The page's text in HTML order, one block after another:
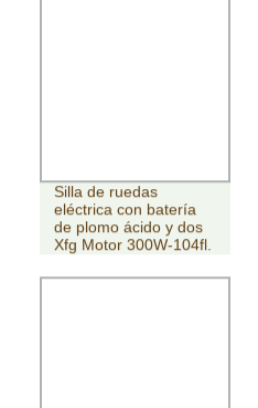
Silla de ruedas
eléctrica con batería
de plomo ácido y dos
Xfg Motor 300W-104fl.